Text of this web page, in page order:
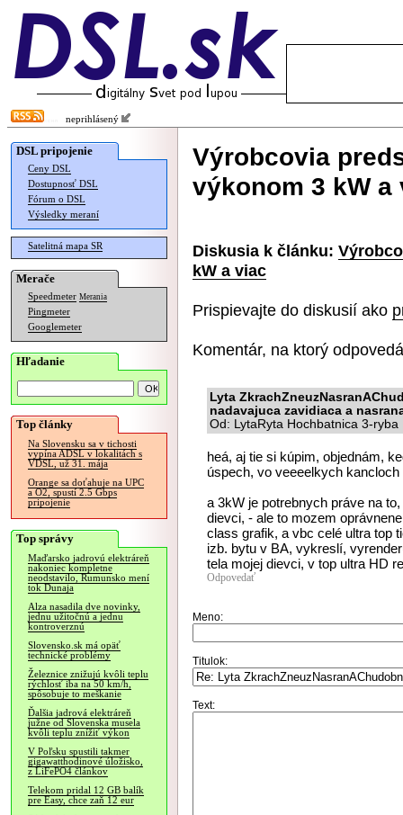
neprihlásený
DSL pripojenie
Ceny DSL
Dostupnosť DSL
Fórum o DSL
Výsledky meraní
Satelitná mapa SR
Merače
Speedmeter Merania
Pingmeter
Googlemeter
Hľadanie
Top články
Na Slovensku sa v tichosti
vypína ADSL v lokalitách s
VDSL, už 31. mája
Orange sa doťahuje na UPC
a O2, spustí 2.5 Gbps
pripojenie
Top správy
Maďarsko jadrovú elektráreň
nakoniec kompletne
neodstavilo, Rumunsko mení
tok Dunaja
Alza nasadila dve novinky,
jednu užitočnú a jednu
kontroverznú
Slovensko.sk má opäť
technické problémy
Železnice znižujú kvôli teplu
rýchlosť iba na 50 km/h,
spôsobuje to meškanie
Ďalšia jadrová elektráreň
južne od Slovenska musela
kvôli teplu znížiť výkon
V Poľsku spustili takmer
gigawatthodinové úložisko,
z LiFePO4 článkov
Telekom pridal 12 GB balík
pre Easy, chce zaň 12 eur
Výrobcovia
výkonom 3 kW a
Diskusia k článku:
kW a viac
Prispievajte do diskusií ako
Komentár, na ktorý
Lyta
nadavajuca zavidiaca a
Od: LytaRyta Hochbatnica 3-
heá, aj tie si kúpim, objednám,
úspech, vo veeeelkych kancloch
a 3kW je potrebnych práve na
dievci, - ale to mozem
class grafik, a vbc celé ultra top
izb. bytu v BA, vykreslí,
tela mojej dievci, v top ultra HD
Odpovedať
Meno:
Titulok:
Text: